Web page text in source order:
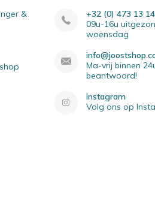
&
+32 (0) 473 13
09u-16u
woensdag
Ma-vrij binnen
beantwoord!
Instagram
Volg ons op